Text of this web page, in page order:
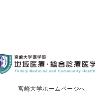
宮崎大学ホームページへ